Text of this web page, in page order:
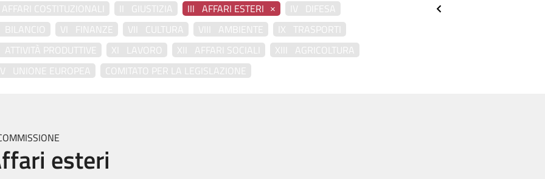
COSTITUZIONALI II GIUSTIZIA III AFFARI ESTERI ×
IV DIFESA
VI FINANZE VII CULTURA VIII AMBIENTE
IX TRASPORTI
PRODUTTIVE
XI LAVORO XII AFFARI SOCIALI
XIII AGRICOLTURA
UNIONE EUROPEA
COMITATO PER LA LEGISLAZIONE
esteri